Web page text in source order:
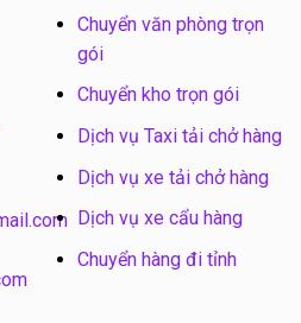
Chuyển văn phòng trọn
gói
Chuyển kho trọn gói
Dịch vụ Taxi tải chở hàng
Dịch vụ xe tải chở hàng
Dịch vụ xe cẩu hàng
Chuyển hàng đi tỉnh